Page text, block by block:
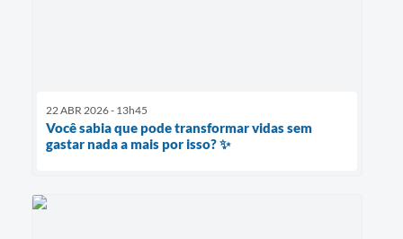
22 ABR 2026 - 13h45
Você sabia que pode transformar vidas sem
gastar nada a mais por isso? ✨